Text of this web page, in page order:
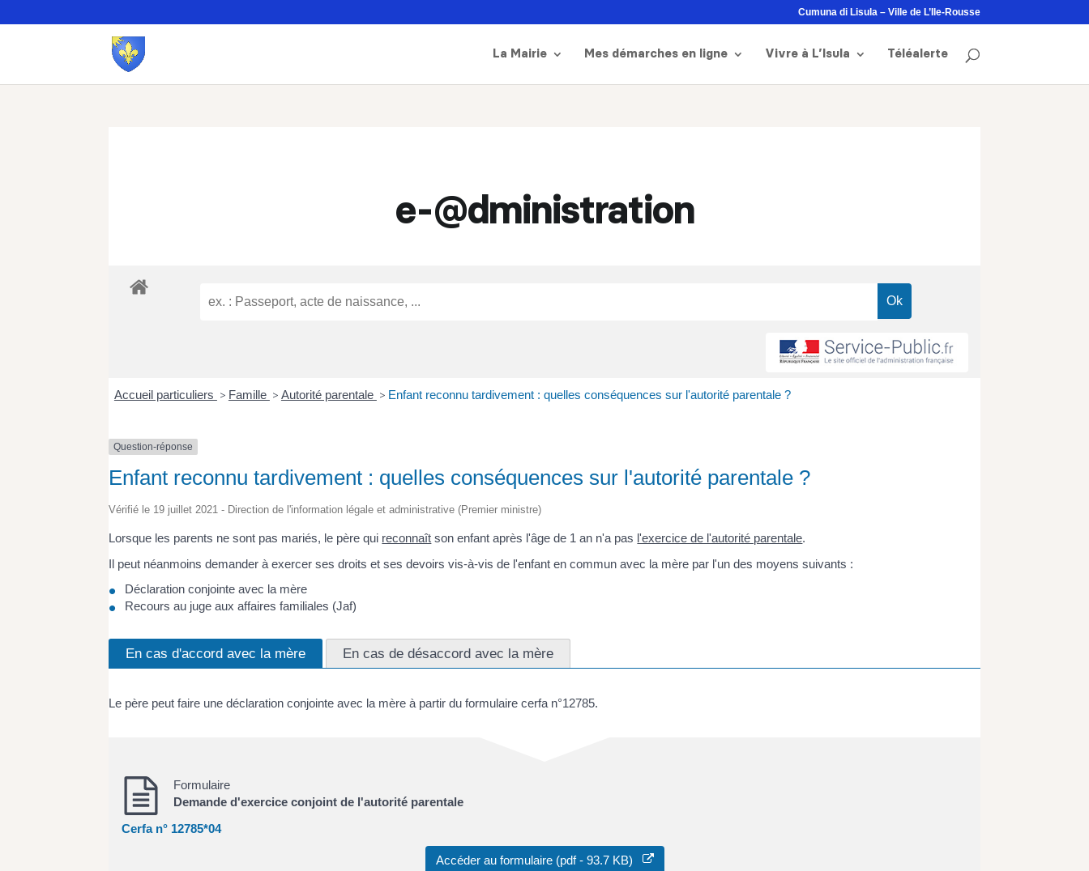
Cumuna di Lisula – Ville de L’Ile-Rousse
La Mairie Mes démarches en ligne Vivre à L’Isula Téléalerte
e-@dministration
Accueil particuliers > Famille > Autorité parentale > Enfant reconnu tardivement : quelles conséquences sur l'autorité parentale ?
Question-réponse
Enfant reconnu tardivement : quelles conséquences sur l'autorité parentale ?
Vérifié le 19 juillet 2021 - Direction de l'information légale et administrative (Premier ministre)
Lorsque les parents ne sont pas mariés, le père qui reconnaît son enfant après l'âge de 1 an n'a pas l'exercice de l'autorité parentale.
Il peut néanmoins demander à exercer ses droits et ses devoirs vis-à-vis de l'enfant en commun avec la mère par l'un des moyens suivants :
Déclaration conjointe avec la mère
Recours au juge aux affaires familiales (Jaf)
En cas d'accord avec la mère En cas de désaccord avec la mère
Le père peut faire une déclaration conjointe avec la mère à partir du formulaire cerfa n°12785.
Formulaire
Demande d'exercice conjoint de l'autorité parentale
Cerfa n° 12785*04
Accéder au formulaire (pdf - 93.7 KB)